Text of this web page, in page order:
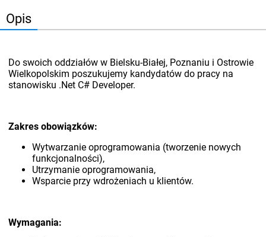
Opis
Do swoich oddziałów w Bielsku-Białej, Poznaniu i Ostrowie
Wielkopolskim poszukujemy kandydatów do pracy na
stanowisku .Net C# Developer.
Zakres obowiązków:
Wytwarzanie oprogramowania (tworzenie nowych
funkcjonalności),
Utrzymanie oprogramowania,
Wsparcie przy wdrożeniach u klientów.
Wymagania: